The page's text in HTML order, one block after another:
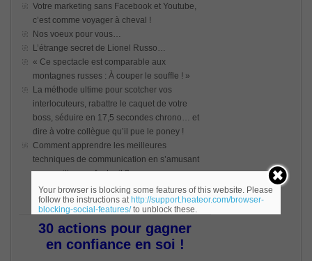
Votre marketing sans Facebook et Youtube,
c’est comme voyager à cheval !
Nos voeux pour vous…
L’étrange secret de Lionel Russo…
« Ce spectacle est comparable aux
montagnes russes : À couper le souffle ! »
La méthode ultime pour scotcher vos
interlocuteurs, rabattre le caquet de votre
boss, séduire en 17,5 secondes chrono… et
dire à votre collègue qu’il pue le poney !
Comment apprendre les meilleures
techniques de communication en s’amusant
sans quitter son fauteuil ?
30 actions pour gagner
en confiance en soi !
Your browser is blocking some features of this website. Please
follow the instructions at http://support.heateor.com/browser-
blocking-social-features/to unblock these.